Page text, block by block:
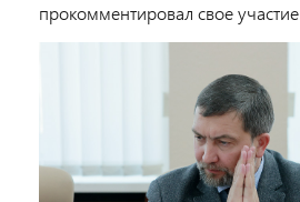
прокомментировал свое